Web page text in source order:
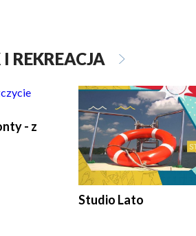
REKREACJA
- z
Studio Lato